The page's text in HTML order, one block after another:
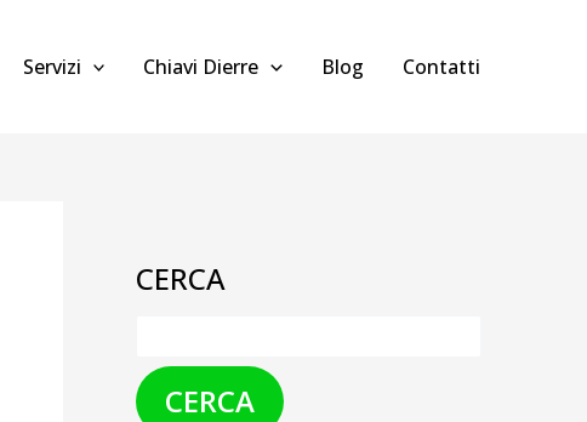
Servizi Chiavi Dierre Blog Contatti
CERCA
CERCA